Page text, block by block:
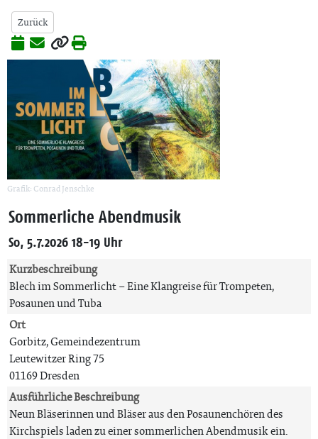
Zurück
Grafik: Conrad Jenschke
Sommerliche Abendmusik
So, 5.7.2026 18-19 Uhr
Kurzbeschreibung
Blech im Sommerlicht – Eine Klangreise für Trompeten,
Posaunen und Tuba
Ort
Gorbitz, Gemeindezentrum
Leutewitzer Ring 75
01169 Dresden
Ausführliche Beschreibung
Neun Bläserinnen und Bläser aus den Posaunenchören des
Kirchspiels laden zu einer sommerlichen Abendmusik ein.